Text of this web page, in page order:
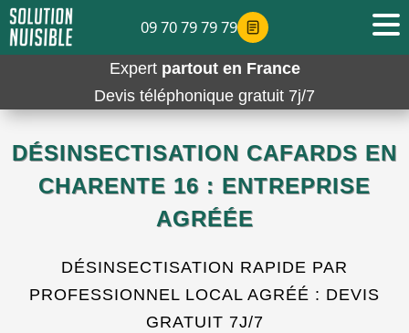
Expert partout en France
Devis téléphonique gratuit 7j/7
DÉSINSECTISATION CAFARDS EN
CHARENTE 16 : ENTREPRISE
AGRÉÉE
DÉSINSECTISATION RAPIDE PAR
PROFESSIONNEL LOCAL AGRÉÉ : DEVIS
GRATUIT 7J/7
09 70 79 79 79